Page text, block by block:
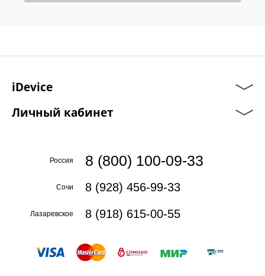
iDevice
Личный кабинет
Россия 8 (800) 100-09-33
Сочи 8 (928) 456-99-33
Лазаревское 8 (918) 615-00-55